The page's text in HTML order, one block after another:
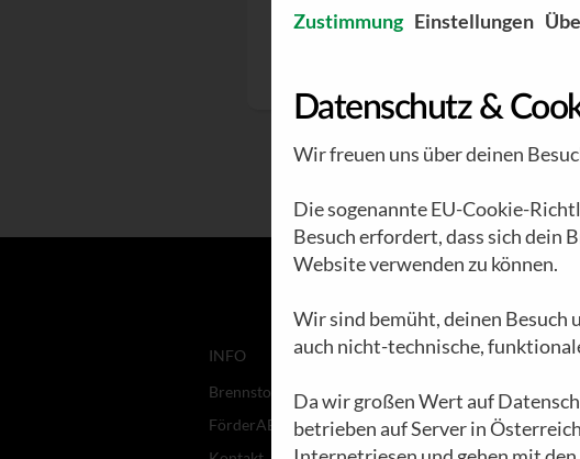
INFO
Brennstoff
FörderABO
Zustimmung Einstellungen
Datenschutz &
Wir freuen uns über deinen
Die sogenannte EU-Cookie-
Besuch erfordert, dass sich dein
Website verwenden zu können.
Wir sind bemüht, deinen Besuch
auch nicht-technische,
Da wir großen Wert auf
betrieben auf Server in